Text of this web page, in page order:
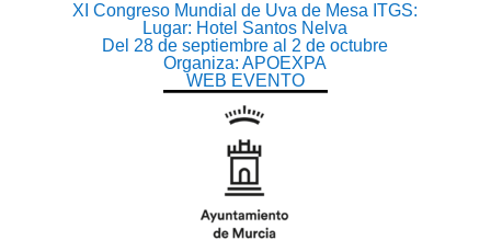
XI Congreso Mundial de Uva de Mesa ITGS:
Lugar: Hotel Santos Nelva
Del 28 de septiembre al 2 de octubre
Organiza: APOEXPA
WEB EVENTO